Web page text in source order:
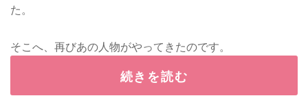
た。
そこへ、再びあの人物がやってきたのです。
続きを読む